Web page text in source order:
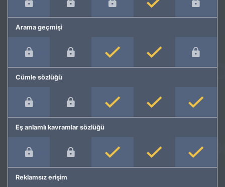
Arama geçmişi
Cümle sözlüğü
Eş anlamlı kavramlar sözlüğü
Reklamsız erişim